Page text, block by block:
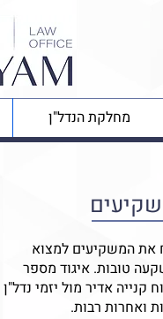
מחלקת הנדל"ן
את המשקיעים למצוא
טובות. איגוד מספר
אדיר מול יזמי נדל"ן
ואחרות רבות.